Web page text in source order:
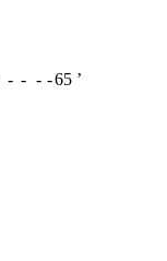
- - - -65 ʼ